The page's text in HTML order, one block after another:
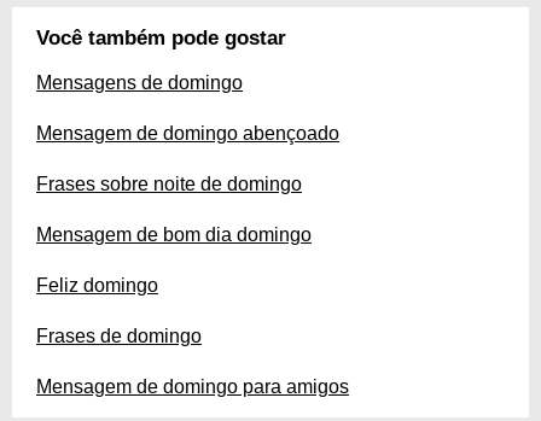
Você também pode gostar
Mensagens de domingo
Mensagem de domingo abençoado
Frases sobre noite de domingo
Mensagem de bom dia domingo
Feliz domingo
Frases de domingo
Mensagem de domingo para amigos